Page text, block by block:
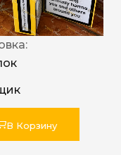
В Корзину